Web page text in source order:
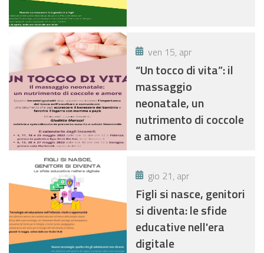
ven 15, apr
“Un tocco di vita”: il
massaggio
neonatale, un
nutrimento di coccole
e amore
gio 21, apr
Figli si nasce, genitori
si diventa: le sfide
educative nell'era
digitale